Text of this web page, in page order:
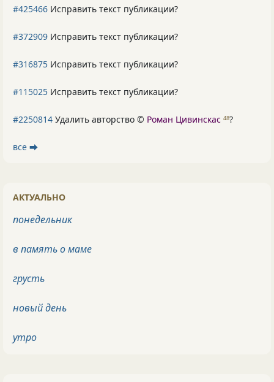
#425466 Исправить текст публикации?
#372909 Исправить текст публикации?
#316875 Исправить текст публикации?
#115025 Исправить текст публикации?
#2250814 Удалить авторство © Роман Цивинскас 48?
все ⮕
АКТУАЛЬНО
понедельник
в память о маме
грусть
новый день
утро